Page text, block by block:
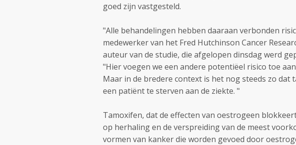
goed zijn vastgesteld.
"Alle behandelingen hebben daaraan verbonden
medewerker van het Fred Hutchinson Cancer
auteur van de studie, die afgelopen dinsdag werd
"Hier voegen we een andere potentiëel risico toe
Maar in de bredere context is het nog steeds zo dat
een patiënt te sterven aan de ziekte. "
Tamoxifen, dat de effecten van oestrogeen
op herhaling en de verspreiding van de meest
vormen van kanker die worden gevoed door